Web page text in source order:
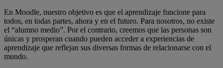
En Moodle, nuestro objetivo es que el aprendizaje funcione para
todos, en todas partes, ahora y en el futuro. Para nosotros, no existe
el “alumno medio”. Por el contrario, creemos que las personas son
únicas y prosperan cuando pueden acceder a experiencias de
aprendizaje que reflejan sus diversas formas de relacionarse con el
mundo.